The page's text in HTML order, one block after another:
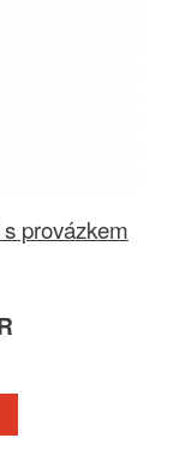
provázkem